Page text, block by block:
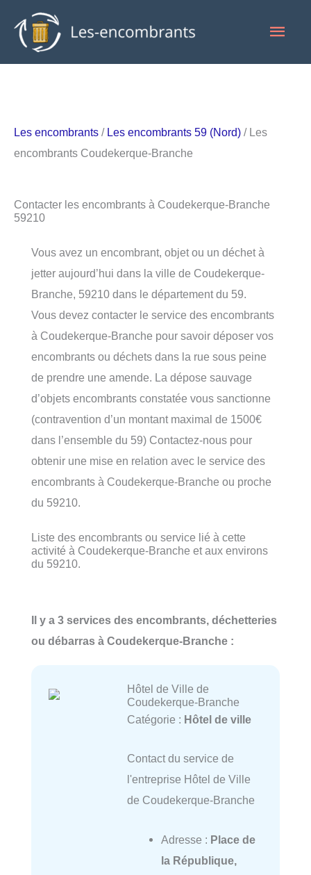
contenu
Les encombrants / Les encombrants 59 (Nord) / Les
encombrants Coudekerque-Branche
Contacter les encombrants à Coudekerque-Branche
59210
Vous avez un encombrant, objet ou un déchet à
jetter aujourd’hui dans la ville de Coudekerque-
Branche, 59210 dans le département du 59.
Vous devez contacter le service des encombrants
à Coudekerque-Branche pour savoir déposer vos
encombrants ou déchets dans la rue sous peine
de prendre une amende. La dépose sauvage
d’objets encombrants constatée vous sanctionne
(contravention d’un montant maximal de 1500€
dans l’ensemble du 59) Contactez-nous pour
obtenir une mise en relation avec le service des
encombrants à Coudekerque-Branche ou proche
du 59210.
Liste des encombrants ou service lié à cette
activité à Coudekerque-Branche et aux environs
du 59210.
Il y a 3 services des encombrants, déchetteries
ou débarras à Coudekerque-Branche :
Hôtel de Ville de
Coudekerque-Branche
Catégorie : Hôtel de ville
Contact du service de
l'entreprise Hôtel de Ville
de Coudekerque-Branche
Adresse : Place de
la République,